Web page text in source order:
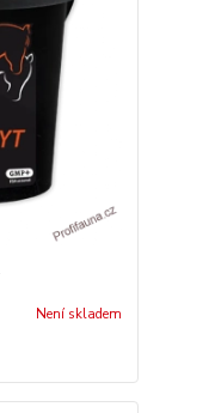
Není skladem